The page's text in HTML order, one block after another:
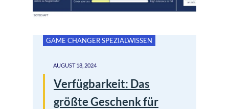
GAME CHANGER SPEZIALWISSEN
AUGUST 18, 2024
Verfügbarkeit: Das
größte Geschenk für